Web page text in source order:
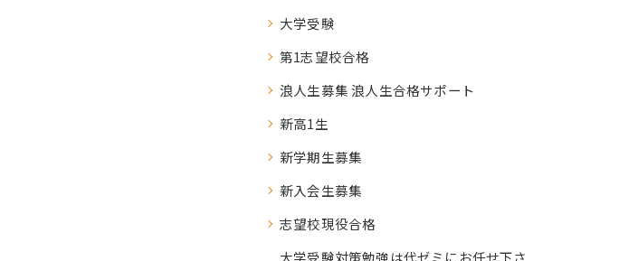
大学受験
第1志望校合格
浪人生募集 浪人生合格サポート
新高1生
新学期生募集
新入会生募集
志望校現役合格
大学受験対策勉強は代ゼミにお任せ下さ